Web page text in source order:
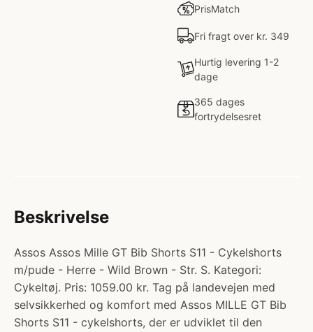
PrisMatch
Fri fragt over kr. 349
Hurtig levering 1-2
dage
365 dages
fortrydelsesret
Beskrivelse
Assos Assos Mille GT Bib Shorts S11 - Cykelshorts
m/pude - Herre - Wild Brown - Str. S. Kategori:
Cykeltøj. Pris: 1059.00 kr. Tag på landevejen med
selvsikkerhed og komfort med Assos MILLE GT Bib
Shorts S11 - cykelshorts, der er udviklet til den